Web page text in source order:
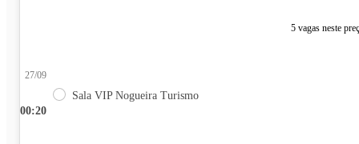
5 vagas neste
00:20
27/09
Sala VIP Nogueira Turismo